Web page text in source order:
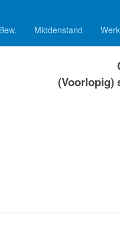
Middenstand Werk
(Voorlopig)